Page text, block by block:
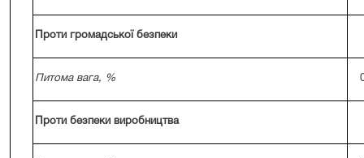
Проти громадської безпеки
Питома вага, %
Проти безпеки виробництва